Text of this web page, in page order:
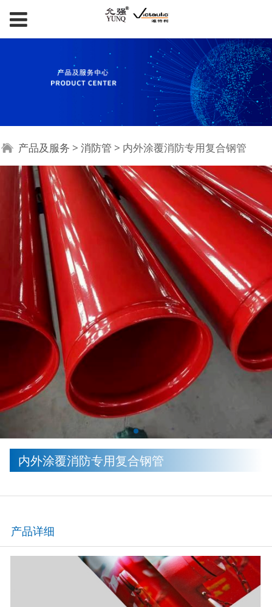
内外涂覆消防专用复合
钢管
产品及服务 > 消防管 > 内外涂覆消防专用复合钢管
内外涂覆消防专用复合钢管
产品详细